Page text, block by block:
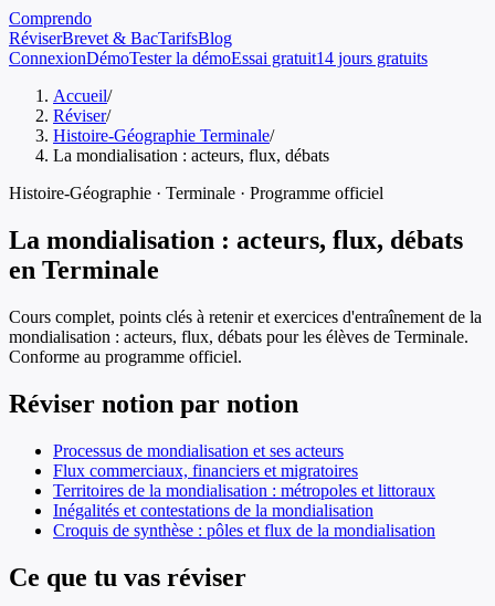
Comprendo
RéviserBrevet & BacTarifsBlog
ConnexionDémoTester la démoEssai gratuit14 jours gratuits
Accueil/
Réviser/
Histoire-Géographie Terminale/
La mondialisation : acteurs, flux, débats
Histoire-Géographie · Terminale · Programme officiel
La mondialisation : acteurs, flux, débats
en Terminale
Cours complet, points clés à retenir et exercices d'entraînement de la
mondialisation : acteurs, flux, débats pour les élèves de Terminale.
Conforme au programme officiel.
Réviser notion par notion
Processus de mondialisation et ses acteurs
Flux commerciaux, financiers et migratoires
Territoires de la mondialisation : métropoles et littoraux
Inégalités et contestations de la mondialisation
Croquis de synthèse : pôles et flux de la mondialisation
Ce que tu vas réviser